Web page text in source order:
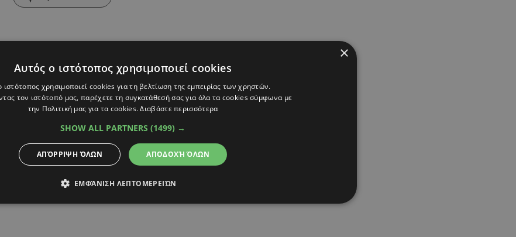
×
Αυτός ο ιστότοπος χρησιμοποιεί cookies
ιστότοπος χρησιμοποιεί cookies για τη βελτίωση της εμπειρίας των χρηστών.
τον ιστότοπό μας, παρέχετε τη συγκατάθεσή σας για όλα τα cookies σύμφωνα με
την Πολιτική μας για τα cookies.Διαβάστε περισσότερα
SHOW ALL PARTNERS (1499) →
ΑΠΟΔΟΧΉ ΌΛΩΝ
ΑΠΌΡΡΙΨΗ ΌΛΩΝ
ΕΜΦΆΝΙΣΗ ΛΕΠΤΟΜΕΡΕΙΏΝ